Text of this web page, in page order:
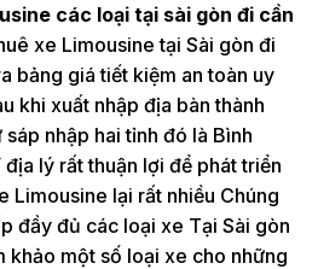
các loại tại sài gòn đi cần
xe Limousine tại Sài gòn đi
bảng giá tiết kiệm an toàn uy
khi xuất nhập địa bàn thành
nhập hai tỉnh đó là Bình
lý rất thuận lợi để phát triển
Limousine lại rất nhiều Chúng
đầy đủ các loại xe Tại Sài gòn
khảo một số loại xe cho những